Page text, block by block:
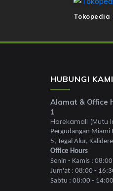
Tokopedia
HUBUNGI KAMI
Alamat & Office
1
Horekamall (Mutu
Pergudangan Miami
5, Tegal Alur,
Office Hours
Senin - Kamis :
Jum'at : 08:00 -
Sabtu : 08:00 -